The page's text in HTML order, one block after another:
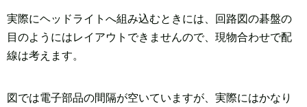
実際にヘッドライトへ組み込むときには、回路図の碁盤の
目のようにはレイアウトできませんので、現物合わせで配
線は考えます。
図では電子部品の間隔が空いていますが、実際にはかなり